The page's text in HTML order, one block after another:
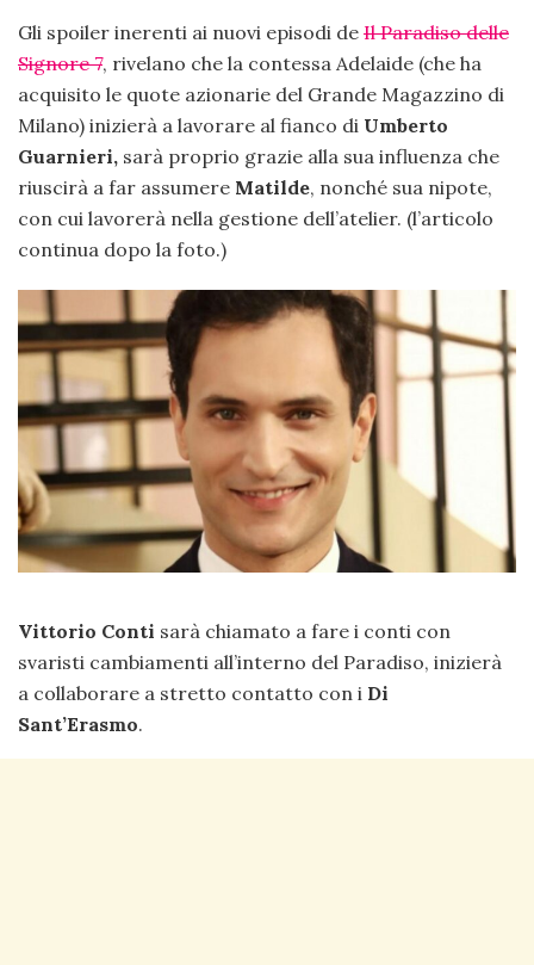
Gli spoiler inerenti ai nuovi episodi de Il Paradiso delle
Signore 7, rivelano che la contessa Adelaide (che ha
acquisito le quote azionarie del Grande Magazzino di
Milano) inizierà a lavorare al fianco di Umberto
Guarnieri, sarà proprio grazie alla sua influenza che
riuscirà a far assumere Matilde, nonché sua nipote,
con cui lavorerà nella gestione dell’atelier. (l’articolo
continua dopo la foto.)
Vittorio Conti sarà chiamato a fare i conti con
svaristi cambiamenti all’interno del Paradiso, inizierà
a collaborare a stretto contatto con i Di
Sant’Erasmo.